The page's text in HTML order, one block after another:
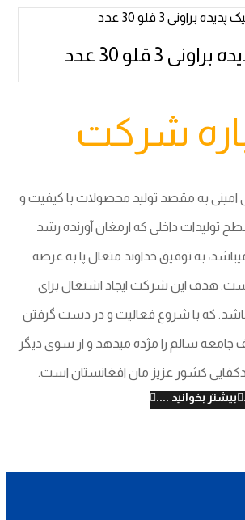
3 قلو 30 عدد
شرکت
به مقصد تولید محصولات با کیفیت و
تولیدات داخلی که ارمغان آورنده رشد
به توفیق خداوند متعال پا به عرصه
هدف این شرکت ایجاد اشتغال برای
که با شروع فعالیت و در دست گرفتن
جامعه سالم را مژده میدهد و از سوی دیگر
کشور عزیز مان افغانستان است.
بیشتر بخوانید ....